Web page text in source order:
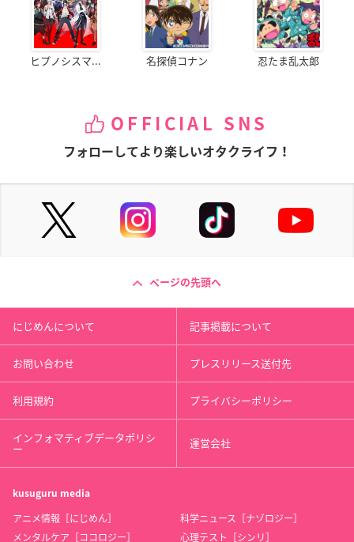
ヒプノシスマ... 名探偵コナン 忍たま乱太郎
OFFICIAL SNS
フォローしてより楽しいオタクライフ！
ページの先頭へ
にじめんについて 記事掲載について
お問い合わせ プレスリリース送付先
利用規約 プライバシーポリシー
インフォマティブデータポリシ
ー 運営会社
kusuguru media
アニメ情報［にじめん］
科学ニュース［ナゾロジー］
メンタルケア［ココロジー］
心理テスト［シンリ］